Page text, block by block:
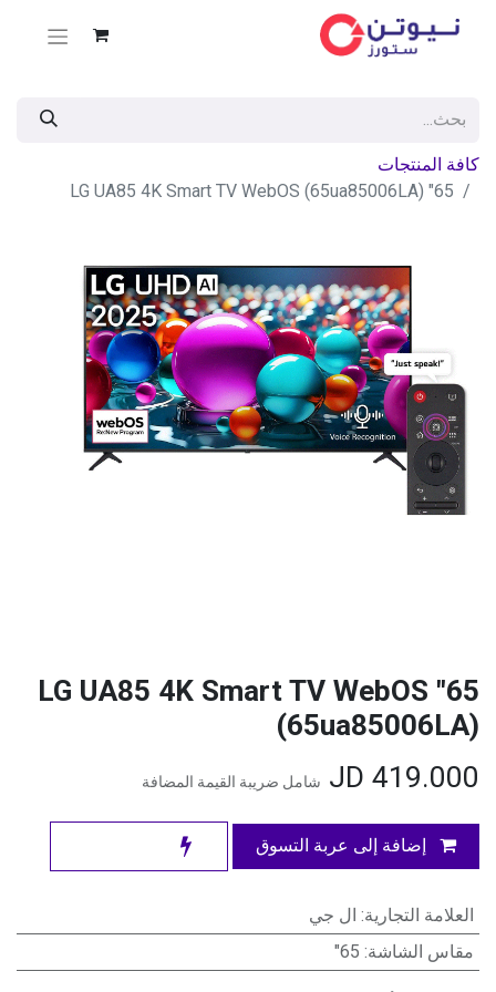
كافة المنتجات
65" LG UA85 4K Smart TV WebOS (65ua85006LA)
65" LG UA85 4K Smart TV WebOS
(65ua85006LA)
419.000
شامل ضريبة القيمة المضافة
إضافة إلى عربة التسوق
العلامة التجارية: ال جي
مقاس الشاشة:
65"